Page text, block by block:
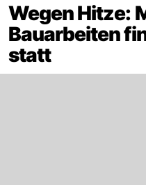
Wegen Hitze:
Bauarbeiten
statt